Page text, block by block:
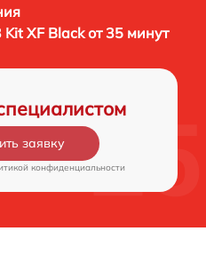
XF Black от 35 минут
заявку
конфиденциальности